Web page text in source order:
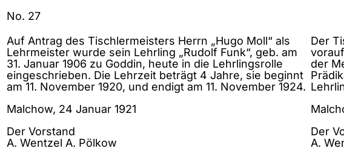
No. 27
Auf Antrag des Tischlermeisters Herrn „Hugo Moll“ als
Lehrmeister wurde sein Lehrling „Rudolf Funk“, geb. am
31. Januar 1906 zu Goddin, heute in die Lehrlingsrolle
eingeschrieben. Die Lehrzeit beträgt 4 Jahre, sie beginnt
am 11. November 1920, und endigt am 11. November 1924.
Malchow, 24 Januar 1921
Der Vorstand
A. Wentzel A. Pölkow
Der
der
Der
A.